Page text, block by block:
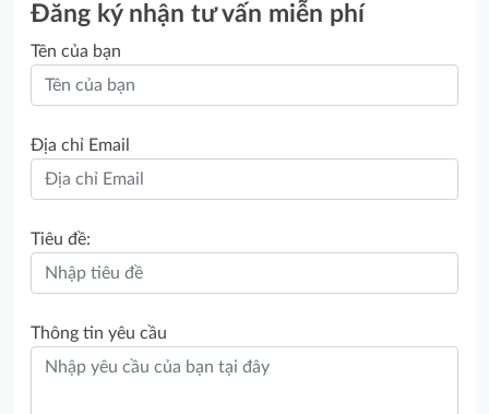
Đăng ký nhận tư vấn miễn phí
Tên của bạn
Địa chỉ Email
Tiêu đề:
Thông tin yêu cầu